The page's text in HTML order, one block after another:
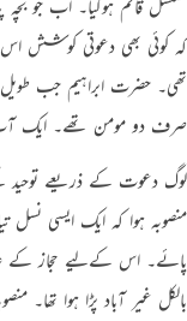
کہ کوئی بھی دعوتی کوشش
تھی۔ حضرت ابراہیم جب
صرف دو مومن تھے۔ ایک آپ
لوگ دعوت کے ذریعے توحید
منصوبہ ہوا کہ ایک ایسی
پائے۔ اس کےلیے حجاز کے
بالکل غیر آباد پڑا ہوا تھا۔